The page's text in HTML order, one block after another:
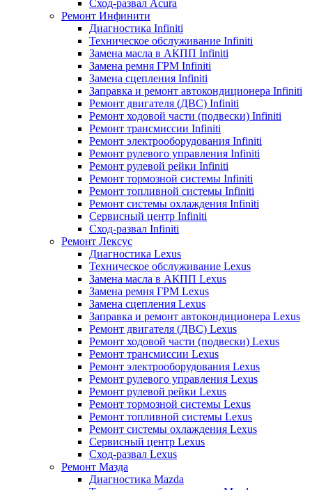
Сход-развал Acura
Ремонт Инфинити
Диагностика Infiniti
Техническое обслуживание Infiniti
Замена масла в АКПП Infiniti
Замена ремня ГРМ Infiniti
Замена сцепления Infiniti
Заправка и ремонт автокондиционера Infiniti
Ремонт двигателя (ДВС) Infiniti
Ремонт ходовой части (подвески) Infiniti
Ремонт трансмиссии Infiniti
Ремонт электрооборудования Infiniti
Ремонт рулевого управления Infiniti
Ремонт рулевой рейки Infiniti
Ремонт тормозной системы Infiniti
Ремонт топливной системы Infiniti
Ремонт системы охлаждения Infiniti
Сервисный центр Infiniti
Сход-развал Infiniti
Ремонт Лексус
Диагностика Lexus
Техническое обслуживание Lexus
Замена масла в АКПП Lexus
Замена ремня ГРМ Lexus
Замена сцепления Lexus
Заправка и ремонт автокондиционера Lexus
Ремонт двигателя (ДВС) Lexus
Ремонт ходовой части (подвески) Lexus
Ремонт трансмиссии Lexus
Ремонт электрооборудования Lexus
Ремонт рулевого управления Lexus
Ремонт рулевой рейки Lexus
Ремонт тормозной системы Lexus
Ремонт топливной системы Lexus
Ремонт системы охлаждения Lexus
Сервисный центр Lexus
Сход-развал Lexus
Ремонт Мазда
Диагностика Mazda